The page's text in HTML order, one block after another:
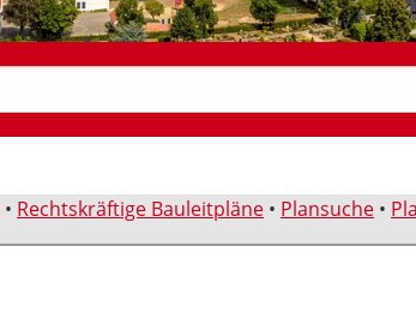
• Rechtskräftige Bauleitpläne • Plansuche •